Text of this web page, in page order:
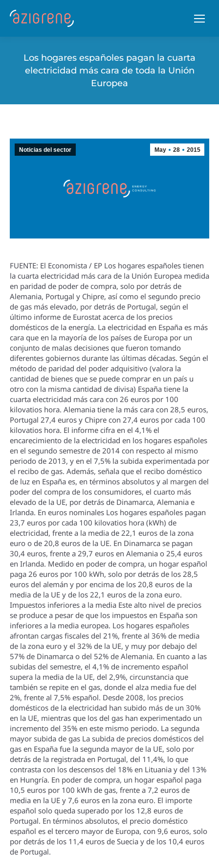
Los hogares españoles pagan la cuarta
electricidad más cara de toda la Unión
Europea
May 28 2015
Noticias del sector
FUENTE: El Economista / EP Los hogares españoles tienen
la cuarta electricidad más cara de la Unión Europea medida
en paridad de poder de compra, solo por detrás de
Alemania, Portugal y Chipre, así­ como el segundo precio
de gas más elevado, por detrás de Portugal, según el
último informe de Eurostat acerca de los precios
domésticos de la energí­a. La electricidad en España es más
cara que en la mayorí­a de los paí­ses de Europa por un
conjunto de malas decisiones que fueron tomando
diferentes gobiernos durante las últimas décadas. Según el
método de paridad del poder adquisitivo (valora la
cantidad de bienes que se puede comprar en un paí­s u
otro con la misma cantidad de divisa) España tiene la
cuarta electricidad más cara con 26 euros por 100
kilovatios hora. Alemania tiene la más cara con 28,5 euros,
Portugal 27,4 euros y Chipre con 27,4 euros por cada 100
kilovatios hora. El informe cifra en el 4,1% el
encarecimiento de la electricidad en los hogares españoles
en el segundo semestre de 2014 con respecto al mismo
periodo de 2013, y en el 7,5% la subida experimentada por
el recibo de gas. Además, señala que el recibo doméstico
de luz en España es, en términos absolutos y al margen del
poder del compra de los consumidores, el cuarto más
elevado de la UE, por detrás de Dinamarca, Alemania e
Irlanda. En euros nominales Los hogares españoles pagan
23,7 euros por cada 100 kilovatios hora (kWh) de
electricidad, frente a la media de 22,1 euros de la zona
euro o de 20,8 euros de la UE. En Dinamarca se pagan
30,4 euros, frente a 29,7 euros en Alemania o 25,4 euros
en Irlanda. Medido en poder de compra, un hogar español
paga 26 euros por 100 kWh, solo por detrás de los 28,5
euros del alemán y por encima de los 20,8 euros de la
media de la UE y de los 22,1 euros de la zona euro.
Impuestos inferiores a la media Este alto nivel de precios
se produce a pesar de que los impuestos en España son
inferiores a la media europea. Los hogares españoles
afrontan cargas fiscales del 21%, frente al 36% de media
de la zona euro y el 32% de la UE, y muy por debajo del
57% de Dinamarca o del 52% de Alemania. En cuanto a las
subidas del semestre, el 4,1% de incremento español
supera la media de la UE, del 2,9%, circunstancia que
también se repite en el gas, donde el alza media fue del
2%, frente al 7,5% español. Desde 2008, los precios
domésticos de la electricidad han subido más de un 30%
en la UE, mientras que los del gas han experimentado un
incremento del 35% en este mismo periodo. La segunda
mayor subida de gas La subida de precios domésticos del
gas en España fue la segunda mayor de la UE, solo por
detrás de la registrada en Portugal, del 11,4%, lo que
contrasta con los descensos del 18% en Lituania y del 13%
en Hungrí­a. En poder de compra, un hogar español paga
10,5 euros por 100 kWh de gas, frente a 7,2 euros de
media en la UE y 7,6 euros en la zona euro. El importe
español solo queda superado por los 12,8 euros de
Portugal. En términos absolutos, el precio doméstico
español es el tercero mayor de Europa, con 9,6 euros, solo
por detrás de los 11,4 euros de Suecia y de los 10,4 euros
de Portugal.